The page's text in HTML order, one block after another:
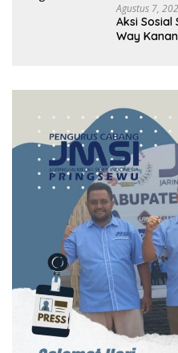
Agustus 7,
Aksi Sosial
Way